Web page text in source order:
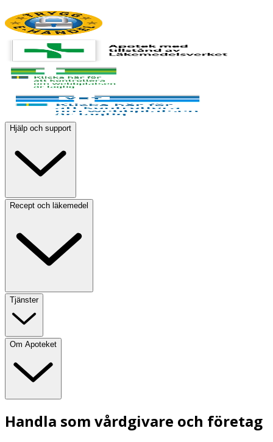
Hjälp och support
Recept och läkemedel
Tjänster
Om Apoteket
Handla som vårdgivare och företag